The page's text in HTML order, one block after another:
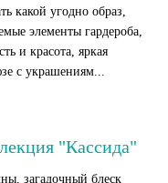
какой угодно образ,
элементы гардероба,
и красота, яркая
с украшениям...
"Кассида"
загадочный блеск